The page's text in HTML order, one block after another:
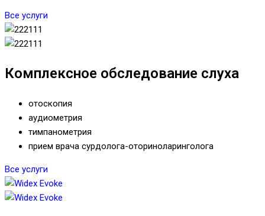
Все услуги
Комплексное обследование слуха
отоскопия
аудиометрия
тимпанометрия
прием врача сурдолога-оториноларинголога
Все услуги